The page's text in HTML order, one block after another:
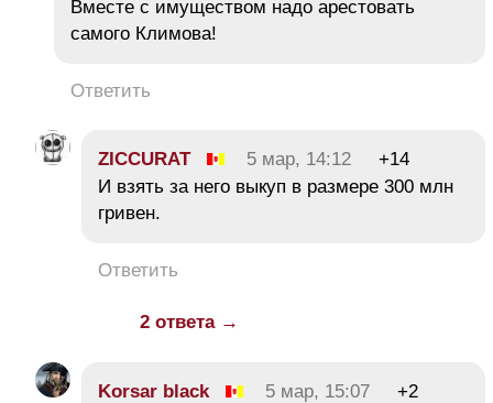
Вместе с имуществом надо арестовать
самого Климова!
Ответить
ZICCURAT 5 мар, 14:12
+14
И взять за него выкуп в размере 300 млн
гривен.
Ответить
2 ответа →
Korsar black 5 мар, 15:07
+2